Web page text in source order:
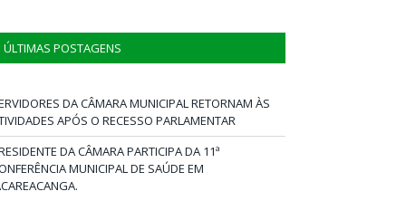
ÚLTIMAS POSTAGENS
DA CÂMARA MUNICIPAL RETORNAM ÀS
APÓS O RECESSO PARLAMENTAR
DA CÂMARA PARTICIPA DA 11ª
MUNICIPAL DE SAÚDE EM